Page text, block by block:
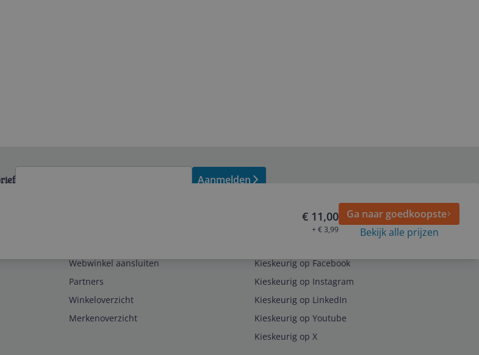
€ 11,00
+ € 3,99
Ga naar goedkoopste
Bekijk alle prijzen
Aanmelden
Webwinkel aansluiten
Partners
Winkeloverzicht
Merkenoverzicht
Kieskeurig op Facebook
Kieskeurig op Instagram
Kieskeurig op LinkedIn
Kieskeurig op Youtube
Kieskeurig op X